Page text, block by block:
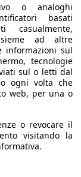
o analoghi
basati
casualmente,
ad altre
informazioni sul
tecnologie
sul o letti dal
ogni volta che
web, per una o
o revocare il
visitando la